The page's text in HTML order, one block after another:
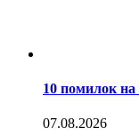
10 помилок на
07.08.2026